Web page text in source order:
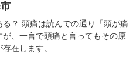
？ 頭痛は読んでの通り「頭が痛
、一言で頭痛と言ってもその原
存在します。...